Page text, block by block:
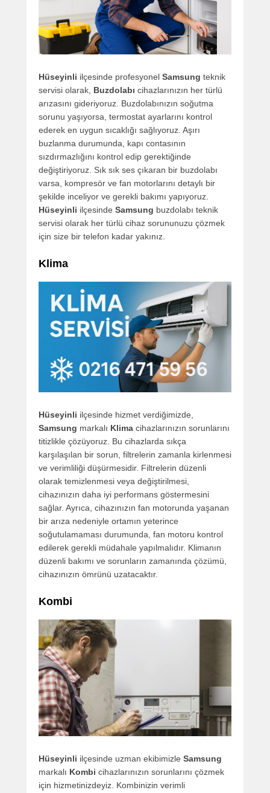
Hüseyinli ilçesinde profesyonel Samsung teknik
servisi olarak, Buzdolabı cihazlarınızın her türlü
arızasını gideriyoruz. Buzdolabınızın soğutma
sorunu yaşıyorsa, termostat ayarlarını kontrol
ederek en uygun sıcaklığı sağlıyoruz. Aşırı
buzlanma durumunda, kapı contasının
sızdırmazlığını kontrol edip gerektiğinde
değiştiriyoruz. Sık sık ses çıkaran bir buzdolabı
varsa, kompresör ve fan motorlarını detaylı bir
şekilde inceliyor ve gerekli bakımı yapıyoruz.
Hüseyinli ilçesinde Samsung buzdolabı teknik
servisi olarak her türlü cihaz sorununuzu çözmek
için size bir telefon kadar yakınız.
Klima
Hüseyinli ilçesinde hizmet verdiğimizde,
Samsung markalı Klima cihazlarınızın sorunlarını
titizlikle çözüyoruz. Bu cihazlarda sıkça
karşılaşılan bir sorun, filtrelerin zamanla kirlenmesi
ve verimliliği düşürmesidir. Filtrelerin düzenli
olarak temizlenmesi veya değiştirilmesi,
cihazınızın daha iyi performans göstermesini
sağlar. Ayrıca, cihazınızın fan motorunda yaşanan
bir arıza nedeniyle ortamın yeterince
soğutulamaması durumunda, fan motoru kontrol
edilerek gerekli müdahale yapılmalıdır. Klimanın
düzenli bakımı ve sorunların zamanında çözümü,
cihazınızın ömrünü uzatacaktır.
Kombi
Hüseyinli ilçesinde uzman ekibimizle Samsung
markalı Kombi cihazlarınızın sorunlarını çözmek
için hizmetinizdeyiz. Kombinizin verimli